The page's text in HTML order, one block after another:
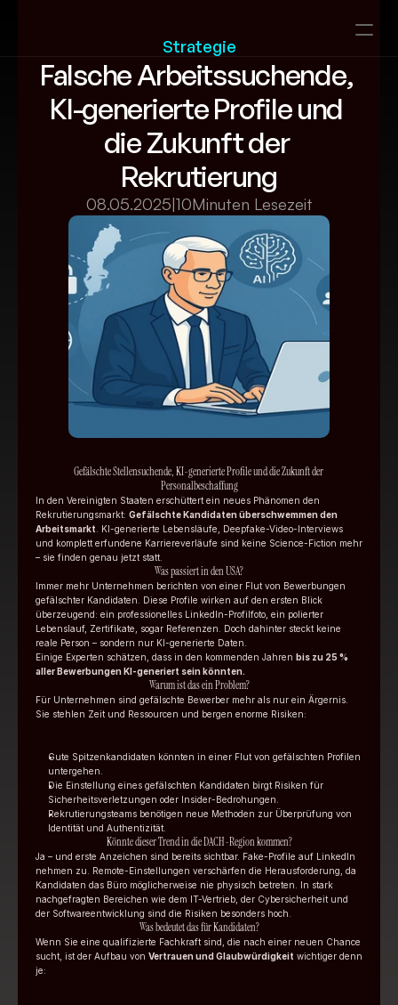
Strategie
Falsche Arbeitssuchende,
KI-generierte Profile und
die Zukunft der
Rekrutierung
08.05.2025|10Minuten Lesezeit
Gefälschte Stellensuchende, KI-generierte Profile und die Zukunft der
Personalbeschaffung
In den Vereinigten Staaten erschüttert ein neues Phänomen den
Rekrutierungsmarkt: Gefälschte Kandidaten überschwemmen den
Arbeitsmarkt . KI-generierte Lebensläufe, Deepfake-Video-Interviews
und komplett erfundene Karriereverläufe sind keine Science-Fiction mehr
– sie finden genau jetzt statt.
Was passiert in den USA?
Immer mehr Unternehmen berichten von einer Flut von Bewerbungen
gefälschter Kandidaten. Diese Profile wirken auf den ersten Blick
überzeugend: ein professionelles LinkedIn-Profilfoto, ein polierter
Lebenslauf, Zertifikate, sogar Referenzen. Doch dahinter steckt keine
reale Person – sondern nur KI-generierte Daten.
Einige Experten schätzen, dass in den kommenden Jahren bis zu 25 %
aller Bewerbungen KI-generiert sein könnten.
Warum ist das ein Problem?
Für Unternehmen sind gefälschte Bewerber mehr als nur ein Ärgernis.
Sie stehlen Zeit und Ressourcen und bergen enorme Risiken:
Gute Spitzenkandidaten könnten in einer Flut von gefälschten Profilen
untergehen.
Die Einstellung eines gefälschten Kandidaten birgt Risiken für
Sicherheitsverletzungen oder Insider-Bedrohungen.
Rekrutierungsteams benötigen neue Methoden zur Überprüfung von
Identität und Authentizität.
Könnte dieser Trend in die DACH-Region kommen?
Ja – und erste Anzeichen sind bereits sichtbar. Fake-Profile auf LinkedIn
nehmen zu. Remote-Einstellungen verschärfen die Herausforderung, da
Kandidaten das Büro möglicherweise nie physisch betreten. In stark
nachgefragten Bereichen wie dem IT-Vertrieb, der Cybersicherheit und
der Softwareentwicklung sind die Risiken besonders hoch.
Was bedeutet das für Kandidaten?
Wenn Sie eine qualifizierte Fachkraft sind, die nach einer neuen Chance
sucht, ist der Aufbau von Vertrauen und Glaubwürdigkeit wichtiger denn
je: